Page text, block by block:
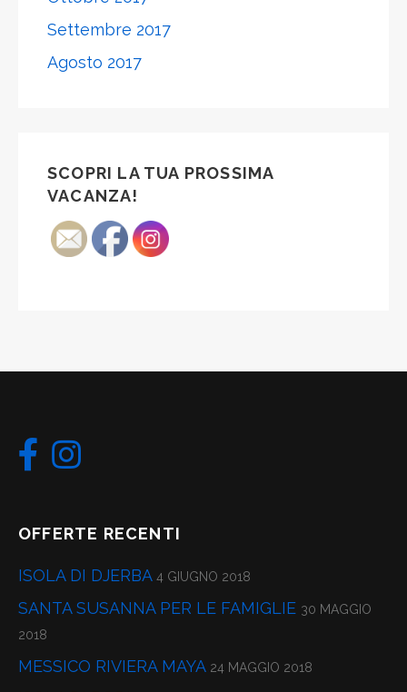
Settembre 2017
Agosto 2017
SCOPRI LA TUA PROSSIMA
VACANZA!
OFFERTE RECENTI
ISOLA DI DJERBA 4 GIUGNO 2018
SANTA SUSANNA PER LE FAMIGLIE 30 MAGGIO
2018
MESSICO RIVIERA MAYA 24 MAGGIO 2018